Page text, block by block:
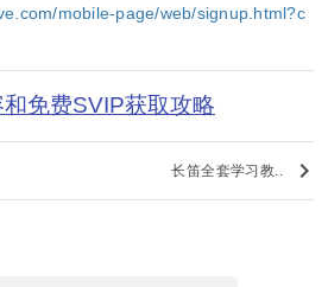
mobile-page/web/signup.html?c
免费SVIP获取攻略
长笛全套学习教.. keyboard_arrow_right